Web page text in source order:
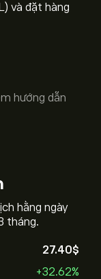
hằng ngày
tháng.
27.40‎$‎
+32.62%
và đặt hàng
hướng dẫn